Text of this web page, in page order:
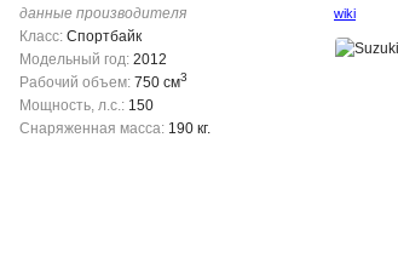
данные производителя
Класс: Спортбайк
Модельный год: 2012
Рабочий объем: 750 см3
Мощность, л.с.: 150
Снаряженная масса: 190 кг.
wiki